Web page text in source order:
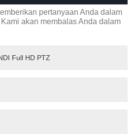
pertanyaan Anda dalam
akan membalas Anda dalam